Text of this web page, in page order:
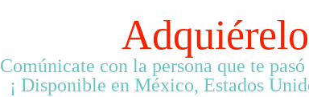
Comúnicate con la persona que te
¡ Disponible en México, Estados